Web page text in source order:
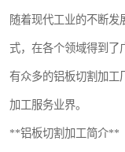
随着现代工业的不断
式，在各个领域得到了
有众多的铝板切割加工
加工服务业界。
**铝板切割加工简介**
大理石拼花钣金加
激光切割钣金加